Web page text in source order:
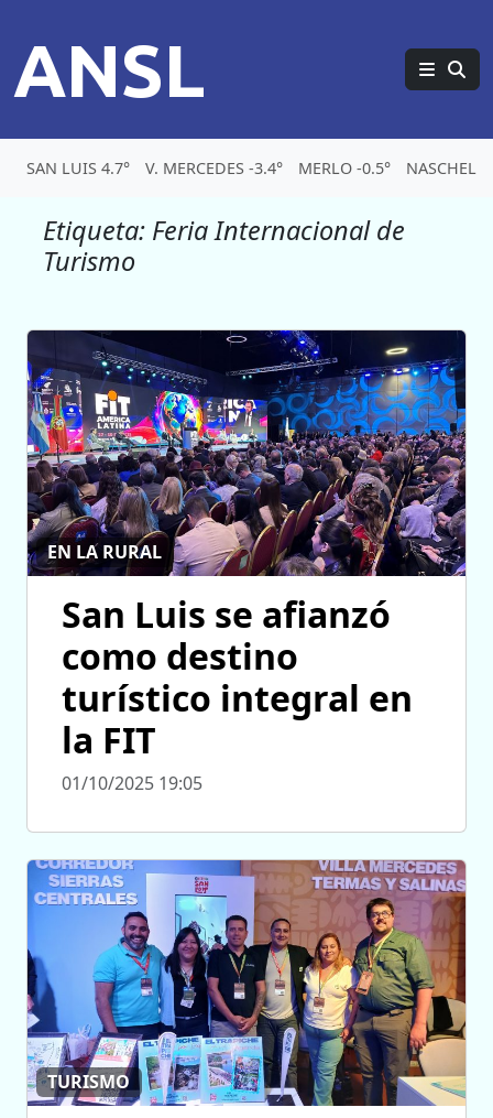
ANSL
SAN LUIS 4.7° V. MERCEDES -3.4° MERLO -0.5° NASCHEL -
Etiqueta: Feria Internacional de
Turismo
EN LA RURAL
San Luis se afianzó
como destino
turístico integral en
la FIT
01/10/2025 19:05
TURISMO